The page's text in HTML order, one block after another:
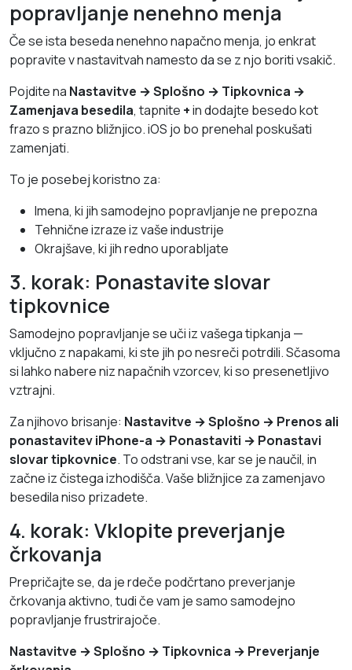
popravljanje nenehno menja
Če se ista beseda nenehno napačno menja, jo enkrat
popravite v nastavitvah namesto da se z njo boriti vsakič.
Pojdite na Nastavitve → Splošno → Tipkovnica →
Zamenjava besedila, tapnite +in dodajte besedo kot
frazo s prazno bližnjico. iOS jo bo prenehal poskušati
zamenjati.
To je posebej koristno za:
Imena, ki jih samodejno popravljanje ne prepozna
Tehnične izraze iz vaše industrije
Okrajšave, ki jih redno uporabljate
3. korak: Ponastavite slovar
tipkovnice
Samodejno popravljanje se uči iz vašega tipkanja —
vključno z napakami, ki ste jih po nesreči potrdili. Sčasoma
si lahko nabere niz napačnih vzorcev, ki so presenetljivo
vztrajni.
Za njihovo brisanje: Nastavitve → Splošno → Prenos ali
ponastavitev iPhone-a → Ponastaviti → Ponastavi
slovar tipkovnice. To odstrani vse, kar se je naučil, in
začne iz čistega izhodišča. Vaše bližnjice za zamenjavo
besedila niso prizadete.
4. korak: Vklopite preverjanje
črkovanja
Prepričajte se, da je rdeče podčrtano preverjanje
črkovanja aktivno, tudi če vam je samo samodejno
popravljanje frustrirajoče.
Nastavitve → Splošno → Tipkovnica → Preverjanje